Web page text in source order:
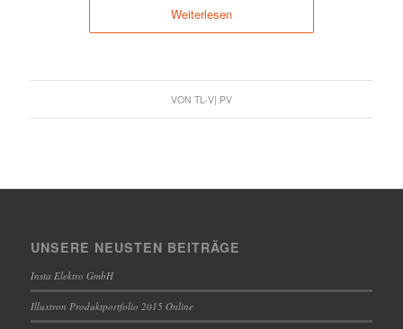
Weiterlesen
VON TL-V| PV
UNSERE NEUSTEN BEITRÄGE
Insta Elektro GmbH
Illuxtron Produktportfolio 2015 Online